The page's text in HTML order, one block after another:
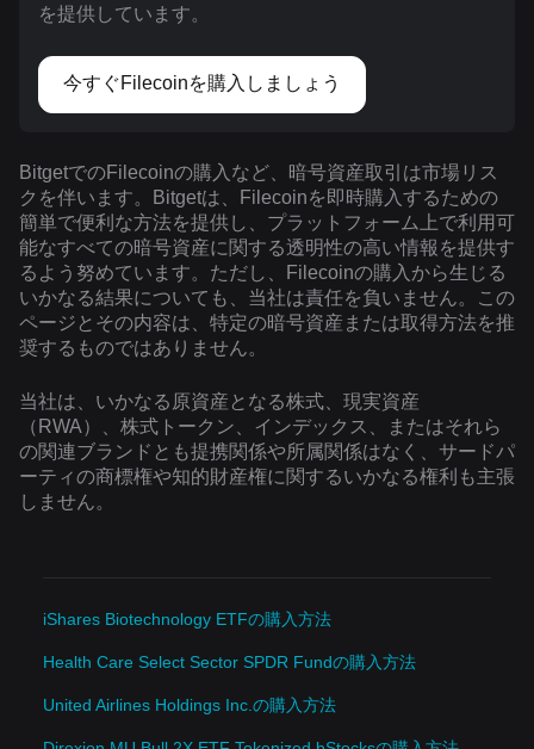
を提供しています。
今すぐFilecoinを購入しましょう
BitgetでのFilecoinの購入など、暗号資産取引は市場リス
クを伴います。Bitgetは、Filecoinを即時購入するための
簡単で便利な方法を提供し、プラットフォーム上で利用可
能なすべての暗号資産に関する透明性の高い情報を提供す
るよう努めています。ただし、Filecoinの購入から生じる
いかなる結果についても、当社は責任を負いません。この
ページとその内容は、特定の暗号資産または取得方法を推
奨するものではありません。
当社は、いかなる原資産となる株式、現実資産
（RWA）、株式トークン、インデックス、またはそれら
の関連ブランドとも提携関係や所属関係はなく、サードパ
ーティの商標権や知的財産権に関するいかなる権利も主張
しません。
iShares Biotechnology ETFの購入方法
Health Care Select Sector SPDR Fundの購入方法
United Airlines Holdings Inc.の購入方法